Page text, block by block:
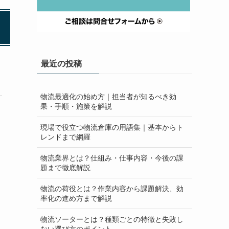
最近の投稿
物流最適化の始め方｜担当者が知るべき効
果・手順・施策を解説
現場で役立つ物流倉庫の用語集｜基本からト
レンドまで網羅
物流業界とは？仕組み・仕事内容・今後の課
題まで徹底解説
物流の荷役とは？作業内容から課題解決、効
率化の進め方まで解説
物流ソーターとは？種類ごとの特徴と失敗し